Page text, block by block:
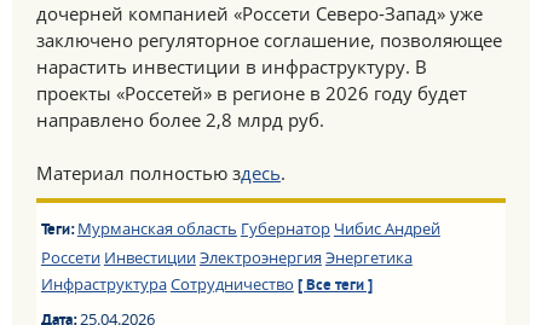
дочерней компанией «Россети Северо-Запад» уже
заключено регуляторное соглашение, позволяющее
нарастить инвестиции в инфраструктуру. В
проекты «Россетей» в регионе в 2026 году будет
направлено более 2,8 млрд руб.
Материал полностью здесь.
Теги: Мурманская область Губернатор Чибис Андрей
Россети ИнвестицииЭлектроэнергия Энергетика
ИнфраструктураСотрудничество [ Все теги ]
25.04.2026